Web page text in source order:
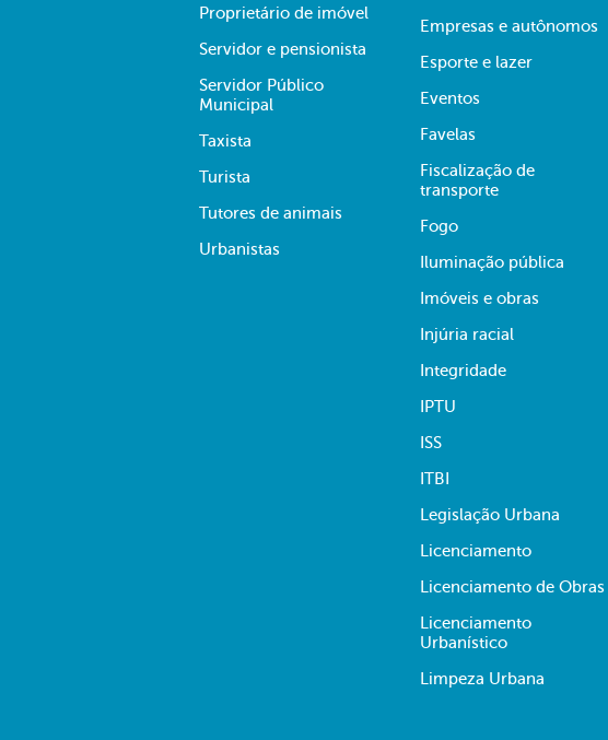
Proprietário de imóvel
Servidor e pensionista
Servidor Público
Municipal
Taxista
Turista
Tutores de animais
Urbanistas
Empresas e autônomos
Esporte e lazer
Eventos
Favelas
Fiscalização de
transporte
Fogo
Iluminação pública
Imóveis e obras
Injúria racial
Integridade
IPTU
ISS
ITBI
Legislação Urbana
Licenciamento
Licenciamento de Obras
Licenciamento
Urbanístico
Limpeza Urbana